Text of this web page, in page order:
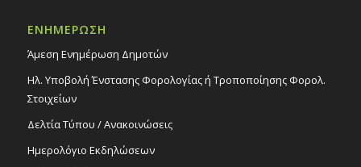
ΕΝΗΜΕΡΩΣΗ
Άμεση Ενημέρωση Δημοτών
Ηλ. Υποβολή Ένστασης Φορολογίας ή Τροποποίησης Φορολ.
Στοιχείων
Δελτία Τύπου / Ανακοινώσεις
Ημερολόγιο Εκδηλώσεων